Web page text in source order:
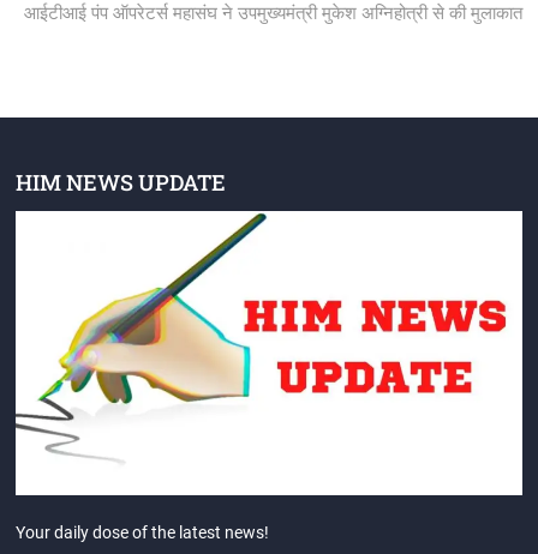
post:
आईटीआई पंप ऑपरेटर्स महासंघ ने उपमुख्यमंत्री मुकेश अग्निहोत्री से की मुलाकात
HIM NEWS UPDATE
Your daily dose of the latest news!